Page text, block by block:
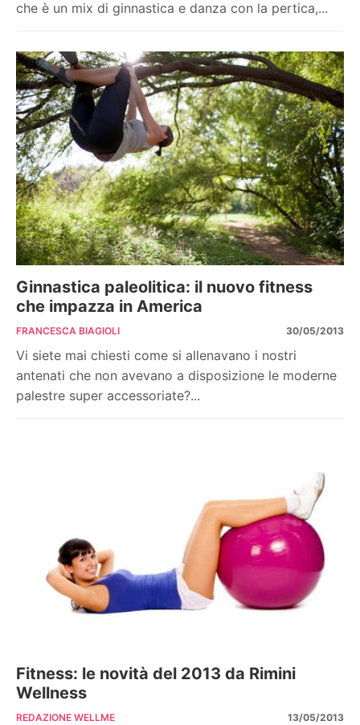
che è un mix di ginnastica e danza con la pertica,...
Ginnastica paleolitica: il nuovo fitness
che impazza in America
FRANCESCA BIAGIOLI 30/05/2013
Vi siete mai chiesti come si allenavano i nostri
antenati che non avevano a disposizione le moderne
palestre super accessoriate?...
Fitness: le novità del 2013 da Rimini
Wellness
REDAZIONE WELLME 13/05/2013